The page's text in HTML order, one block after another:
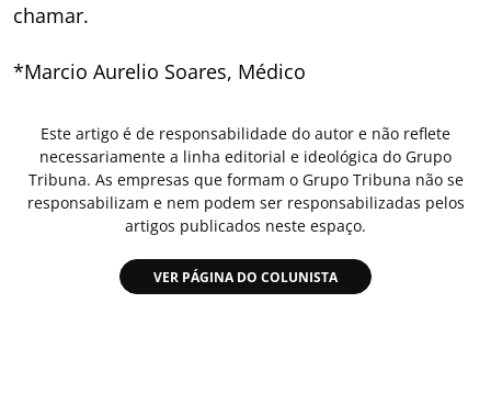
chamar.
*Marcio Aurelio Soares, Médico
Este artigo é de responsabilidade do autor e não reflete
necessariamente a linha editorial e ideológica do Grupo
Tribuna. As empresas que formam o Grupo Tribuna não se
responsabilizam e nem podem ser responsabilizadas pelos
artigos publicados neste espaço.
VER PÁGINA DO COLUNISTA